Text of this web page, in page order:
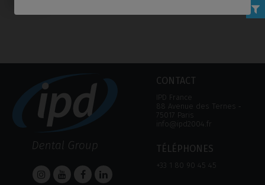
CONTACT
IPD France
88 Avenue des Ternes ‑
75017 Paris
info@ipd2004.fr
TÉLÉPHONES
+33 1 80 90 45 45